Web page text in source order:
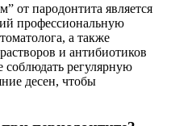
от пародонтита является
профессиональную
а также
и антибиотиков
регулярную
десен, чтобы